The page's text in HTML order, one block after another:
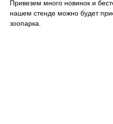
Привезем много новинок и
нашем стенде можно будет
зоопарка.